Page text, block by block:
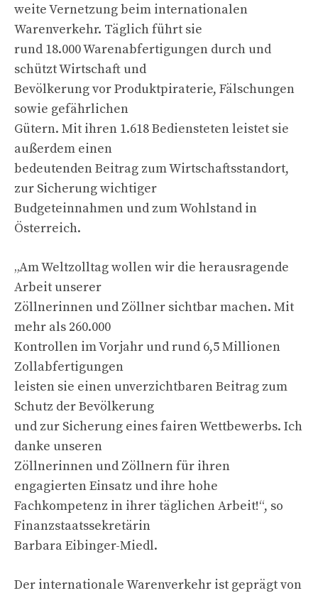
weite Vernetzung beim internationalen
Warenverkehr. Täglich führt sie
rund 18.000 Warenabfertigungen durch und
schützt Wirtschaft und
Bevölkerung vor Produktpiraterie, Fälschungen
sowie gefährlichen
Gütern. Mit ihren 1.618 Bediensteten leistet sie
außerdem einen
bedeutenden Beitrag zum Wirtschaftsstandort,
zur Sicherung wichtiger
Budgeteinnahmen und zum Wohlstand in
Österreich.
„Am Weltzolltag wollen wir die herausragende
Arbeit unserer
Zöllnerinnen und Zöllner sichtbar machen. Mit
mehr als 260.000
Kontrollen im Vorjahr und rund 6,5 Millionen
Zollabfertigungen
leisten sie einen unverzichtbaren Beitrag zum
Schutz der Bevölkerung
und zur Sicherung eines fairen Wettbewerbs. Ich
danke unseren
Zöllnerinnen und Zöllnern für ihren
engagierten Einsatz und ihre hohe
Fachkompetenz in ihrer täglichen Arbeit!“, so
Finanzstaatssekretärin
Barbara Eibinger-Miedl.
Der internationale Warenverkehr ist geprägt von